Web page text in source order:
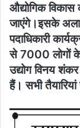
औद्योगिक विकास
जाएंगे।इसके
पदाधिकारी
से 7000 लोगों के
उद्योग विनय
हैं। सभी